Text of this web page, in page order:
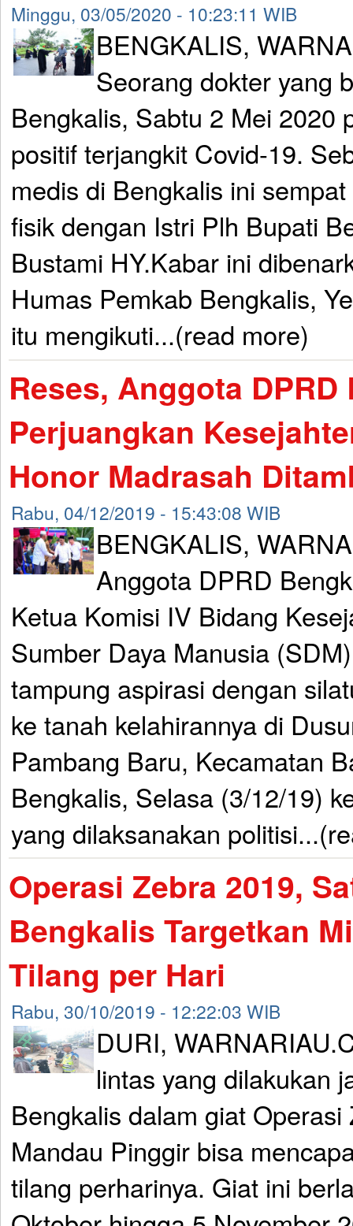
Minggu, 03/05/2020 - 10:23:11 WIB
BENGKALIS,
Seorang dokter yang
Bengkalis, Sabtu 2 Mei 2020
positif terjangkit Covid-19.
medis di Bengkalis ini
fisik dengan Istri Plh Bupati
Bustami HY.Kabar ini
Humas Pemkab Bengkalis,
itu mengikuti...(read more)
Reses, Anggota
Perjuangkan
Honor Madrasah
Rabu, 04/12/2019 - 15:43:08 WIB
BENGKALIS,
Anggota DPRD
Ketua Komisi IV Bidang
Sumber Daya Manusia
tampung aspirasi dengan
ke tanah kelahirannya di
Pambang Baru, Kecamatan
Bengkalis, Selasa (3/12/19)
yang dilaksanakan
Operasi Zebra 2019,
Bengkalis Targetkan
Tilang per Hari
Rabu, 30/10/2019 - 12:22:03 WIB
DURI,
lintas yang dilakukan
Bengkalis dalam giat
Mandau Pinggir bisa
tilang perharinya. Giat ini